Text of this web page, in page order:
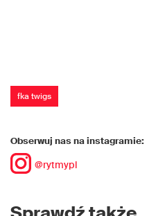
fka twigs
Obserwuj nas na instagramie:
@rytmypl